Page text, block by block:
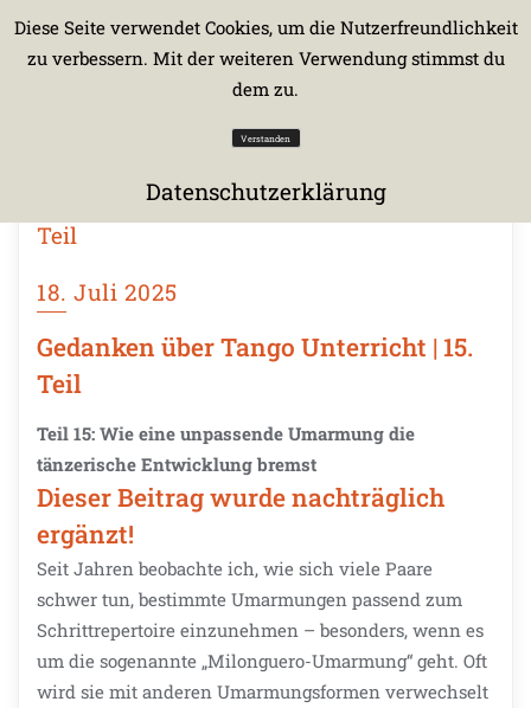
18. Juli 2025
Gedanken über Tango Unterricht | 15.
Teil
Teil 15: Wie eine unpassende Umarmung die
tänzerische Entwicklung bremst
Dieser Beitrag wurde nachträglich
ergänzt!
Seit Jahren beobachte ich, wie sich viele Paare
schwer tun, bestimmte Umarmungen passend zum
Schrittrepertoire einzunehmen – besonders, wenn es
um die sogenannte „Milonguero-Umarmung“ geht. Oft
wird sie mit anderen Umarmungsformen verwechselt
Diese Seite verwendet Cookies, um die Nutzerfreundlichkeit
zu verbessern. Mit der weiteren Verwendung stimmst du
dem zu.
Verstanden
Datenschutzerklärung